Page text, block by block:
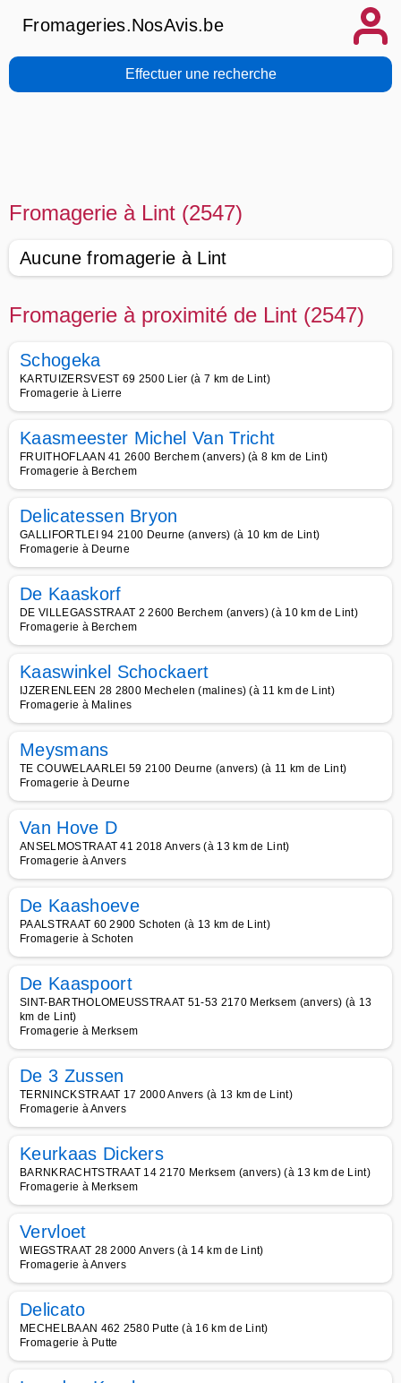
Fromageries.NosAvis.be
Effectuer une recherche
Fromagerie à Lint (2547)
Aucune fromagerie à Lint
Fromagerie à proximité de Lint (2547)
Schogeka
KARTUIZERSVEST 69 2500 Lier (à 7 km de Lint)
Fromagerie à Lierre
Kaasmeester Michel Van Tricht
FRUITHOFLAAN 41 2600 Berchem (anvers) (à 8 km de Lint)
Fromagerie à Berchem
Delicatessen Bryon
GALLIFORTLEI 94 2100 Deurne (anvers) (à 10 km de Lint)
Fromagerie à Deurne
De Kaaskorf
DE VILLEGASSTRAAT 2 2600 Berchem (anvers) (à 10 km de Lint)
Fromagerie à Berchem
Kaaswinkel Schockaert
IJZERENLEEN 28 2800 Mechelen (malines) (à 11 km de Lint)
Fromagerie à Malines
Meysmans
TE COUWELAARLEI 59 2100 Deurne (anvers) (à 11 km de Lint)
Fromagerie à Deurne
Van Hove D
ANSELMOSTRAAT 41 2018 Anvers (à 13 km de Lint)
Fromagerie à Anvers
De Kaashoeve
PAALSTRAAT 60 2900 Schoten (à 13 km de Lint)
Fromagerie à Schoten
De Kaaspoort
SINT-BARTHOLOMEUSSTRAAT 51-53 2170 Merksem (anvers) (à 13
km de Lint)
Fromagerie à Merksem
De 3 Zussen
TERNINCKSTRAAT 17 2000 Anvers (à 13 km de Lint)
Fromagerie à Anvers
Keurkaas Dickers
BARNKRACHTSTRAAT 14 2170 Merksem (anvers) (à 13 km de Lint)
Fromagerie à Merksem
Vervloet
WIEGSTRAAT 28 2000 Anvers (à 14 km de Lint)
Fromagerie à Anvers
Delicato
MECHELBAAN 462 2580 Putte (à 16 km de Lint)
Fromagerie à Putte